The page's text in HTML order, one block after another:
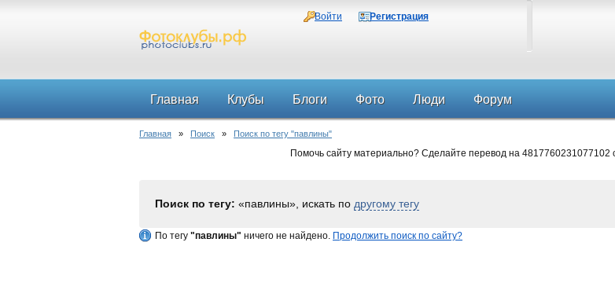
Войти Регистрация
Главная Клубы Блоги Фото Люди Форум
Главная » Поиск » Поиск по тегу "павлины"
Помочь сайту материально? Сделайте перевод на
Поиск по тегу: «павлины», искать по другому тегу
По тегу "павлины" ничего не найдено. Продолжить поиск по сайту?